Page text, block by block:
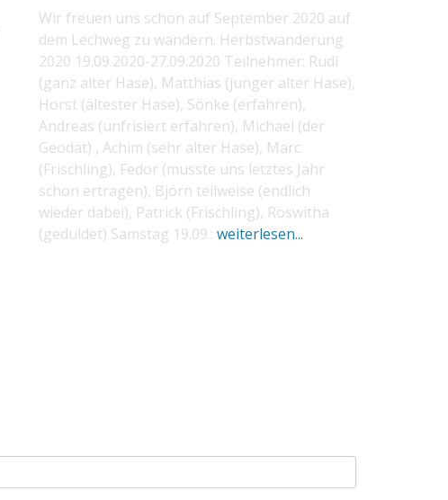
Wir freuen uns schon auf September 2020 auf
dem Lechweg zu wandern. Herbstwanderung
2020 19.09.2020-27.09.2020 Teilnehmer: Rudi
(ganz alter Hase), Matthias (junger alter Hase),
Horst (ältester Hase), Sönke (erfahren),
Andreas (unfrisiert erfahren), Michael (der
Geodät) , Achim (sehr alter Hase), Marc
(Frischling), Fedor (musste uns letztes Jahr
schon ertragen), Björn teilweise (endlich
wieder dabei), Patrick (Frischling), Roswitha
(geduldet) Samstag 19.09.: weiterlesen...